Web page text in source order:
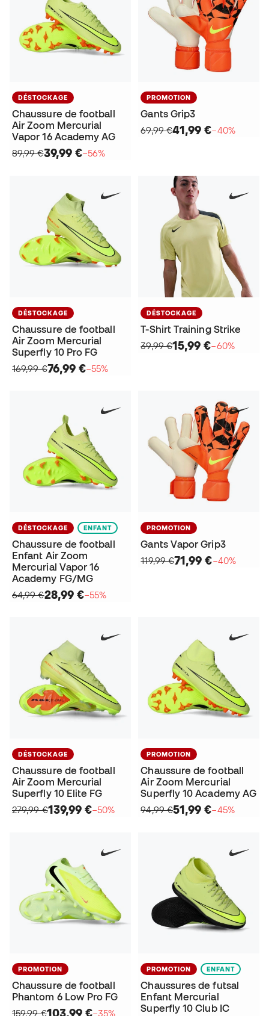
DÉSTOCKAGE
Chaussure de football
Air Zoom Mercurial
Vapor 16 Academy AG
89,99 €39,99 €−56%
PROMOTION
Gants Grip3
69,99 €41,99 €−40%
DÉSTOCKAGE
Chaussure de football
Air Zoom Mercurial
Superfly 10 Pro FG
169,99 €76,99 €−55%
DÉSTOCKAGE
T-Shirt Training Strike
39,99 €15,99 €−60%
DÉSTOCKAGE ENFANT
Chaussure de football
Enfant Air Zoom
Mercurial Vapor 16
Academy FG/MG
64,99 €28,99 €−55%
PROMOTION
Gants Vapor Grip3
119,99 €71,99 €−40%
DÉSTOCKAGE
Chaussure de football
Air Zoom Mercurial
Superfly 10 Elite FG
279,99 €139,99 €−50%
PROMOTION
Chaussure de football
Air Zoom Mercurial
Superfly 10 Academy AG
94,99 €51,99 €−45%
PROMOTION
Chaussure de football
Phantom 6 Low Pro FG
159,99 €103,99 €−35%
PROMOTION ENFANT
Chaussures de futsal
Enfant Mercurial
Superfly 10 Club IC